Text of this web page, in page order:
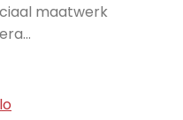
maatwerk